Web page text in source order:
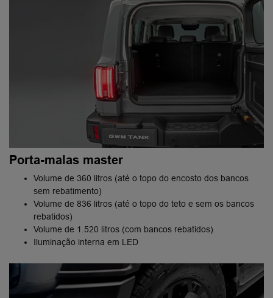
Porta-malas master
Volume de 360 litros (até o topo do encosto dos bancos
sem rebatimento)
Volume de 836 litros (até o topo do teto e sem os bancos
rebatidos)
Volume de 1.520 litros (com bancos rebatidos)
Iluminação interna em LED